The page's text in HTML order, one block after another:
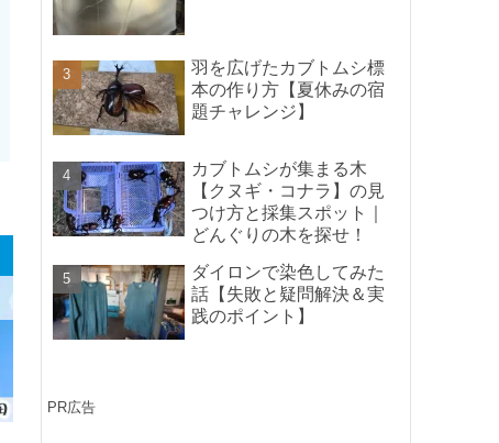
羽を広げたカブトムシ標
本の作り方【夏休みの宿
題チャレンジ】
カブトムシが集まる木
【クヌギ・コナラ】の見
つけ方と採集スポット｜
どんぐりの木を探せ！
ダイロンで染色してみた
話【失敗と疑問解決＆実
践のポイント】
PR広告